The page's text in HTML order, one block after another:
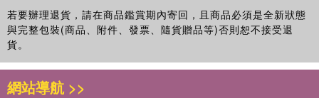
若要辦理退貨，請在商品鑑賞期內寄回，且商品必須是全新狀態
與完整包裝(商品、附件、發票、隨貨贈品等)否則恕不接受退
貨。
網站導航 >>